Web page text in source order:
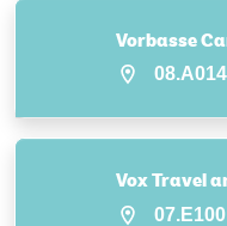
Vorbasse
08.A014
Vox Travel
07.E100